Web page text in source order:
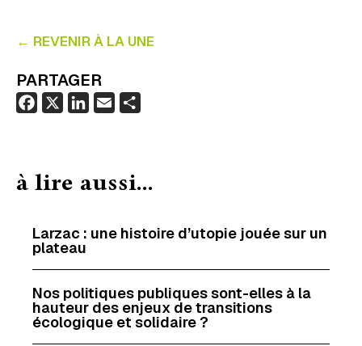
← REVENIR À LA UNE
PARTAGER
b
o
k
X
e
I
l
a
e
à lire aussi...
Larzac : une histoire d’utopie jouée sur un
plateau
Nos politiques publiques sont-elles à la
hauteur des enjeux de transitions
écologique et solidaire ?